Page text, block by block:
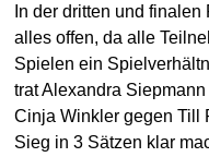
In der dritten und
alles offen, da alle
Spielen ein
trat Alexandra
Cinja Winkler gegen Till
Sieg in 3 Sätzen klar